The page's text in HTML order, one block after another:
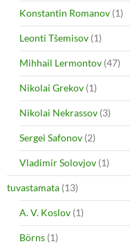
Konstantin Romanov (1)
Leonti Tšemisov (1)
Mihhail Lermontov (47)
Nikolai Grekov (1)
Nikolai Nekrassov (3)
Sergei Safonov (2)
Vladimir Solovjov (1)
tuvastamata (13)
A. V. Koslov (1)
Börns (1)